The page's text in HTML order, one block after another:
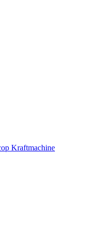
Kraftmaсhine